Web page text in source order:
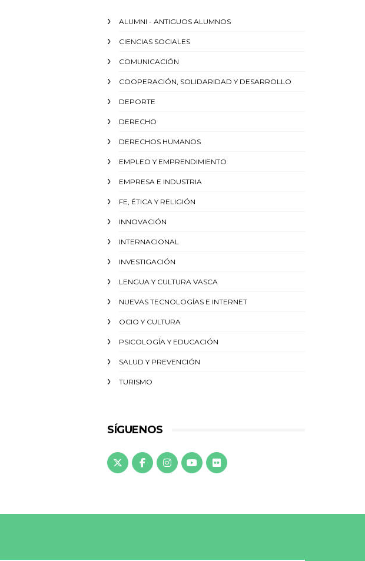
ALUMNI - ANTIGUOS ALUMNOS
CIENCIAS SOCIALES
COMUNICACIÓN
COOPERACIÓN, SOLIDARIDAD Y DESARROLLO
DEPORTE
DERECHO
DERECHOS HUMANOS
EMPLEO Y EMPRENDIMIENTO
EMPRESA E INDUSTRIA
FE, ÉTICA Y RELIGIÓN
INNOVACIÓN
INTERNACIONAL
INVESTIGACIÓN
LENGUA Y CULTURA VASCA
NUEVAS TECNOLOGÍAS E INTERNET
OCIO Y CULTURA
PSICOLOGÍA Y EDUCACIÓN
SALUD Y PREVENCIÓN
TURISMO
SÍGUENOS